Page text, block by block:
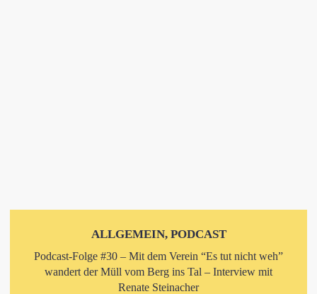
ALLGEMEIN, PODCAST
Podcast-Folge #30 – Mit dem Verein “Es tut nicht weh”
wandert der Müll vom Berg ins Tal – Interview mit
Renate Steinacher